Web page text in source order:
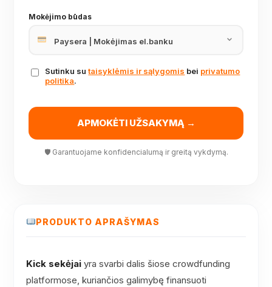
Mokėjimo būdas
Sutinku sutaisyklėmis ir sąlygomis bei privatumo
politika.
APMOKĖTI UŽSAKYMĄ →
🛡 Garantuojame konfidencialumą ir greitą vykdymą.
PRODUKTO APRAŠYMAS
Kick sekėjai yra svarbi dalis šiose crowdfunding
platformose, kuriančios galimybę finansuoti